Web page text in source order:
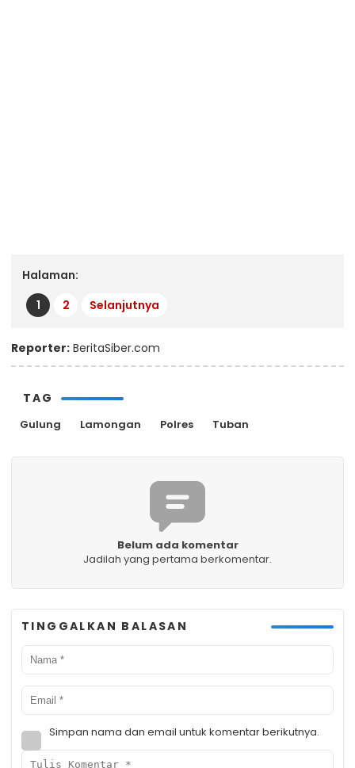
Halaman:
1
2 Selanjutnya
Reporter: BeritaSiber.com
TAG
Gulung Lamongan Polres Tuban
Belum ada komentar
Jadilah yang pertama berkomentar.
TINGGALKAN BALASAN
Simpan nama dan email untuk komentar berikutnya.